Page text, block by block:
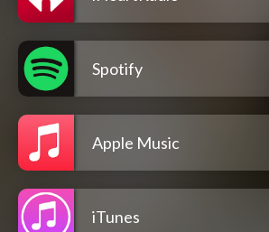
Spotify
Apple Music
iTunes